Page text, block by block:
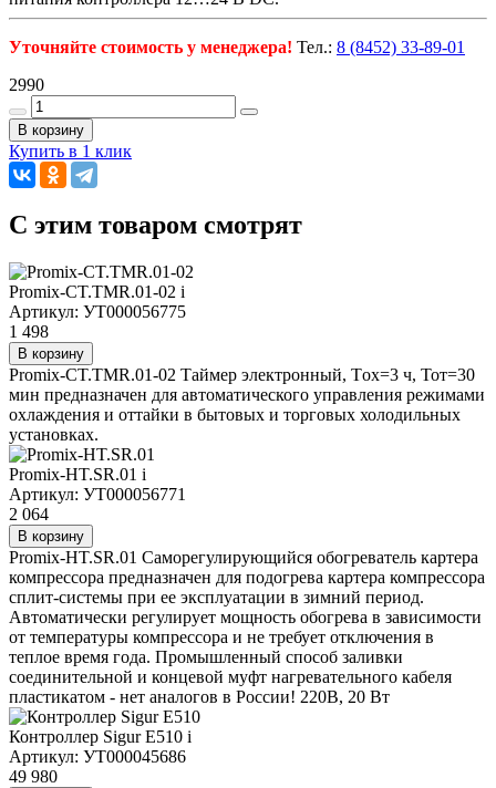
Уточняйте стоимость у менеджера! Тел.: 8 (8452) 33-89-01
2990
В корзину
Купить в 1 клик
C этим товаром смотрят
Promix-CT.TMR.01-02 i
Артикул: УТ000056775
1 498
В корзину
Promix-CT.TMR.01-02 Таймер электронный, Tох=3 ч, Тот=30
мин предназначен для автоматического управления режимами
охлаждения и оттайки в бытовых и торговых холодильных
установках.
Promix-HT.SR.01 i
Артикул: УТ000056771
2 064
В корзину
Promix-HT.SR.01 Саморегулирующийся обогреватель картера
компрессора предназначен для подогрева картера компрессора
сплит-системы при ее эксплуатации в зимний период.
Автоматически регулирует мощность обогрева в зависимости
от температуры компрессора и не требует отключения в
теплое время года. Промышленный способ заливки
соединительной и концевой муфт нагревательного кабеля
пластикатом - нет аналогов в России! 220В, 20 Вт
Контроллер Sigur E510 i
Артикул: УТ000045686
49 980